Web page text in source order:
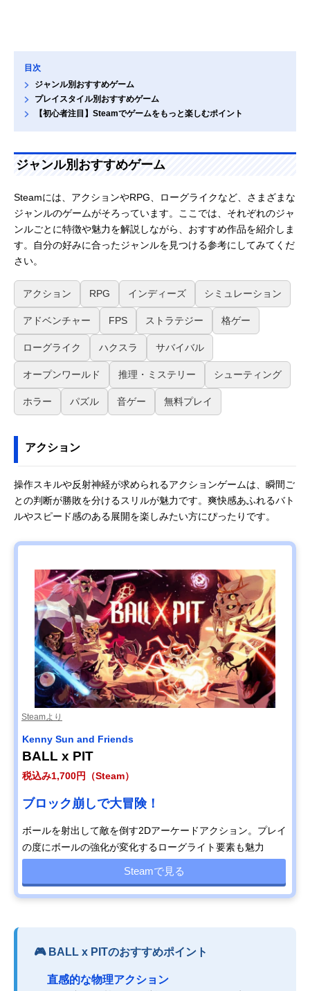
目次
ジャンル別おすすめゲーム
プレイスタイル別おすすめゲーム
【初心者注目】Steamでゲームをもっと楽しむポイント
ジャンル別おすすめゲーム
Steamには、アクションやRPG、ローグライクなど、さまざまな
ジャンルのゲームがそろっています。ここでは、それぞれのジャ
ンルごとに特徴や魅力を解説しながら、おすすめ作品を紹介しま
す。自分の好みに合ったジャンルを見つける参考にしてみてくだ
さい。
アクション RPG インディーズ シミュレーション
アドベンチャー FPS ストラテジー 格ゲー
ローグライク ハクスラ サバイバル
オープンワールド 推理・ミステリー シューティング
ホラー パズル 音ゲー 無料プレイ
アクション
操作スキルや反射神経が求められるアクションゲームは、瞬間ご
との判断が勝敗を分けるスリルが魅力です。爽快感あふれるバト
ルやスピード感のある展開を楽しみたい方にぴったりです。
Steamより
Kenny Sun and Friends
BALL x PIT
税込み1,700円（Steam）
ブロック崩しで大冒険！
ボールを射出して敵を倒す2Dアーケードアクション。プレイ
の度にボールの強化が変化するローグライト要素も魅力
Steamで見る
🎮 BALL x PITのおすすめポイント
直感的な物理アクション